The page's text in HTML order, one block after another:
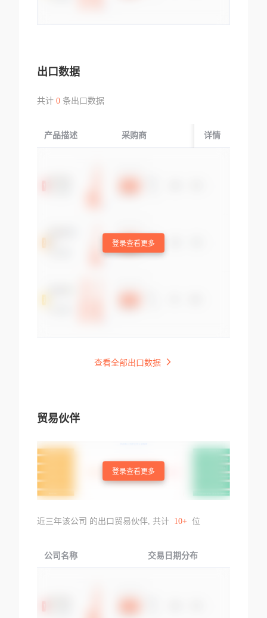
出口数据
共计 0条出口数据
产品描述 采购商 起运国/地区
详情
登录查看更多
查看全部出口数据
贸易伙伴
登录查看更多
近三年该公司 的出口贸易伙伴, 共计 10+ 位
公司名称 交易日期分布